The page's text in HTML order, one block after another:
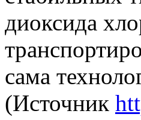
диоксида
сама
(Источник